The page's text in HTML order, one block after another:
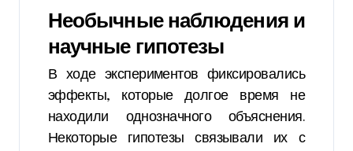
Необычные наблюдения и
научные гипотезы
В ходе экспериментов фиксировались
эффекты, которые долгое время не
находили однозначного объяснения.
Некоторые гипотезы связывали их с